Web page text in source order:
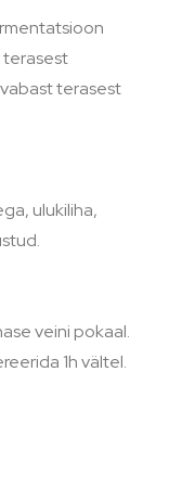
terasest
terasest
ulukiliha,
veini pokaal.
1h vältel.